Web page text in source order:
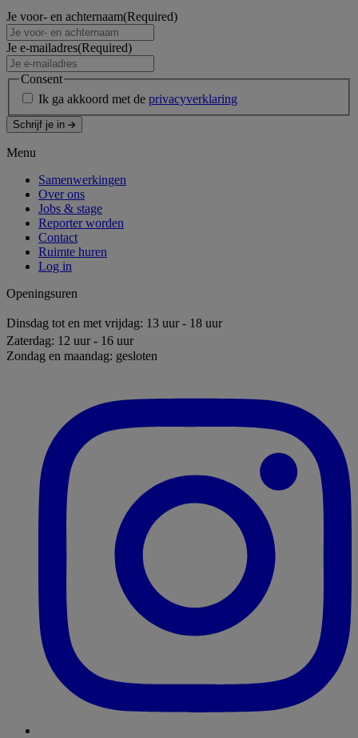
Je voor- en achternaam(Required)
Je e-mailadres(Required)
Consent
Ik ga akkoord met de privacyverklaring
Schrijf je in
Menu
Samenwerkingen
Over ons
Jobs & stage
Reporter worden
Contact
Ruimte huren
Log in
Openingsuren
Dinsdag tot en met vrijdag: 13 uur - 18 uur
Zaterdag: 12 uur - 16 uur
Zondag en maandag: gesloten